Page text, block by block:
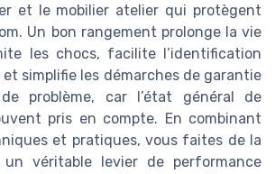
et le mobilier atelier qui protègent
Un bon rangement prolonge la vie
les chocs, facilite l’identification
simplifie les démarches de garantie
problème, car l’état général de
pris en compte. En combinant
et pratiques, vous faites de la
un véritable levier de performance